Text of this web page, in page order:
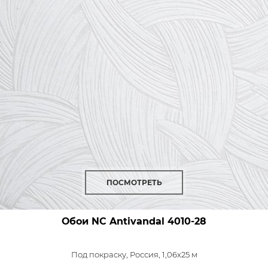
ПОСМОТРЕТЬ
Обои NC Antivandal 4010-28
Под покраску, Россия, 1,06x25 м